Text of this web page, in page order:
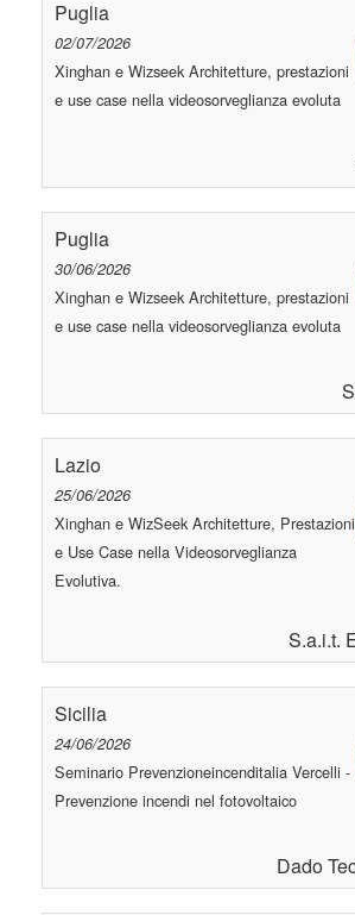
Puglia
02/07/2026
Xinghan e Wizseek Architetture, prestazioni
e use case nella videosorveglianza evoluta
Puglia
30/06/2026
Xinghan e Wizseek Architetture, prestazioni
e use case nella videosorveglianza evoluta
Lazio
25/06/2026
Xinghan e WizSeek Architetture, Prestazioni
e Use Case nella Videosorveglianza
Evolutiva.
S.a.i.t.
Sicilia
24/06/2026
Seminario Prevenzioneincenditalia Vercelli -
Prevenzione incendi nel fotovoltaico
Dado